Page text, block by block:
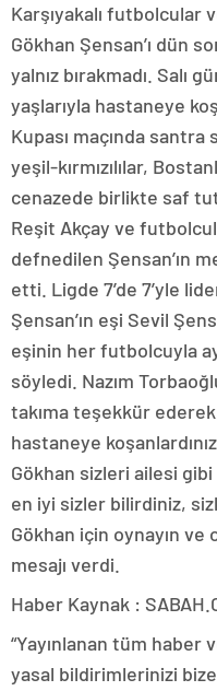
Karşıyakalı futbolcular
Gökhan Şensan’ı dün
yalnız bırakmadı. Salı
yaşlarıyla hastaneye
Kupası maçında santra
yeşil-kırmızılılar,
cenazede birlikte saf
Reşit Akçay ve
defnedilen Şensan’ın
etti. Ligde 7’de 7’yle
Şensan’ın eşi Sevil
eşinin her futbolcuyla
söyledi. Nazım
takıma teşekkür
hastaneye
Gökhan sizleri ailesi
en iyi sizler bilirdiniz,
Gökhan için oynayın ve
mesajı verdi.
Haber Kaynak :
“Yayınlanan tüm
yasal bildirimlerinizi